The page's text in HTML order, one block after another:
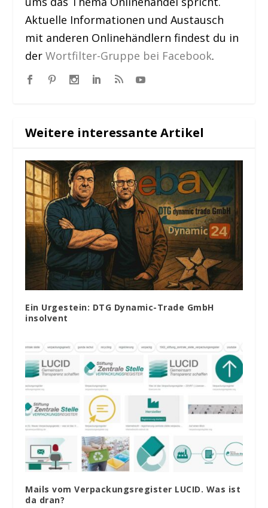
Aktuelle Informationen und Austausch
mit anderen Onlinehändlern findest du in
derWortfilter-Gruppe bei Facebook.
Weitere interessante Artikel
Ein Urgestein: DTG Dynamic-Trade GmbH
insolvent
Mails vom Verpackungsregister LUCID. Was ist
da dran?